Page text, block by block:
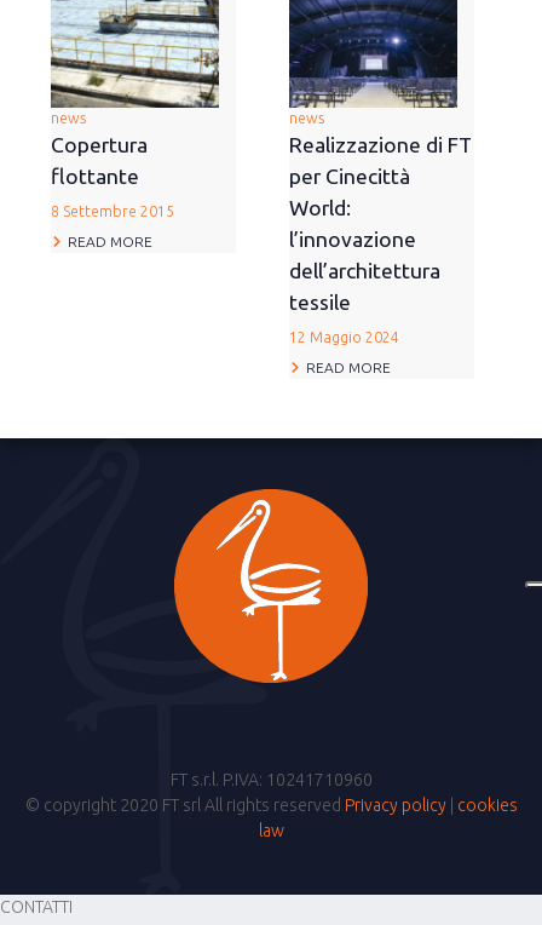
news
Copertura
flottante
8 Settembre 2015
READ MORE
news
Realizzazione di FT
per Cinecittà
World:
l’innovazione
dell’architettura
tessile
12 Maggio 2024
READ MORE
FT s.r.l. P.IVA: 10241710960
© copyright 2020 FT srl All rights reserved Privacy policy| cookies
law
CONTATTI